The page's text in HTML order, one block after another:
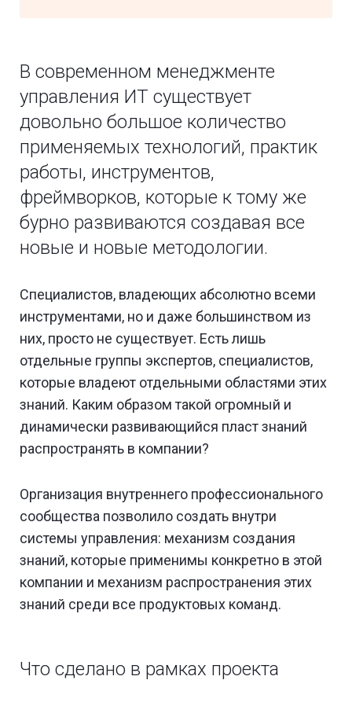
В современном менеджменте
управления ИТ существует
довольно большое количество
применяемых технологий, практик
работы, инструментов,
фреймворков, которые к тому же
бурно развиваются создавая все
новые и новые методологии.
Специалистов, владеющих абсолютно всеми
инструментами, но и даже большинством из
них, просто не существует. Есть лишь
отдельные группы экспертов, специалистов,
которые владеют отдельными областями этих
знаний. Каким образом такой огромный и
динамически развивающийся пласт знаний
распространять в компании?
Организация внутреннего профессионального
сообщества позволило создать внутри
системы управления: механизм создания
знаний, которые применимы конкретно в этой
компании и механизм распространения этих
знаний среди все продуктовых команд.
Что сделано в рамках проекта